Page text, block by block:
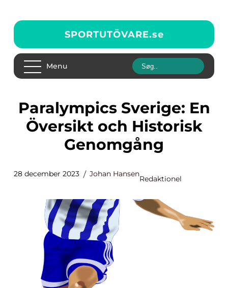
SPORTUTÖVARE.se
Menu
Paralympics Sverige: En
Översikt och Historisk
Genomgång
28 december 2023 Johan Hansen
Redaktionel